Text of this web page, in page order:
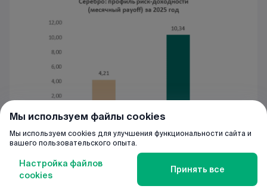
BCC club Чат-бот Меню
Мы используем файлы cookies
Мы используем cookies для улучшения функциональности сайта и
вашего пользовательского опыта.
Настройка файлов
cookies
Принять все